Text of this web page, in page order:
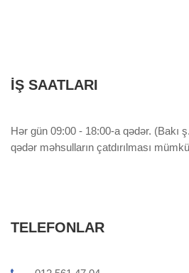
İŞ SAATLARI
Hər gün 09:00 - 18:00-a qədər. (Bakı
qədər məhsulların çatdırılması
TELEFONLAR